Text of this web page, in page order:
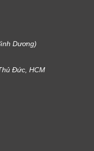
Dương)
Đức, HCM